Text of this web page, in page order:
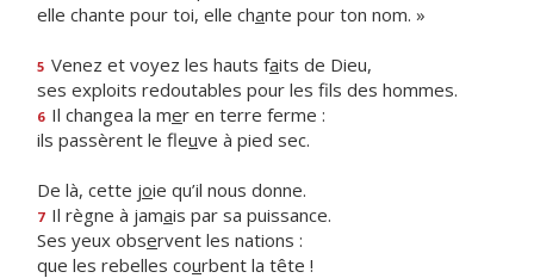
elle chante pour toi, elle chante pour ton nom. »
5 Venez et voyez les hauts faits de Dieu,
ses exploits redoutables pour les fls des hommes.
6 Il changea la mer en terre ferme :
ils passèrent le fleuve à pied sec.
De là, cette joie qu’il nous donne.
7 Il règne à jamais par sa puissance.
Ses yeux observent les nations :
que les rebelles courbent la tête !